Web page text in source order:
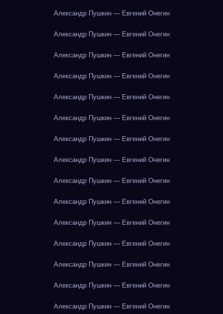
Александр Пушкин — Евгений Онегин
Александр Пушкин — Евгений Онегин
Александр Пушкин — Евгений Онегин
Александр Пушкин — Евгений Онегин
Александр Пушкин — Евгений Онегин
Александр Пушкин — Евгений Онегин
Александр Пушкин — Евгений Онегин
Александр Пушкин — Евгений Онегин
Александр Пушкин — Евгений Онегин
Александр Пушкин — Евгений Онегин
Александр Пушкин — Евгений Онегин
Александр Пушкин — Евгений Онегин
Александр Пушкин — Евгений Онегин
Александр Пушкин — Евгений Онегин
Александр Пушкин — Евгений Онегин